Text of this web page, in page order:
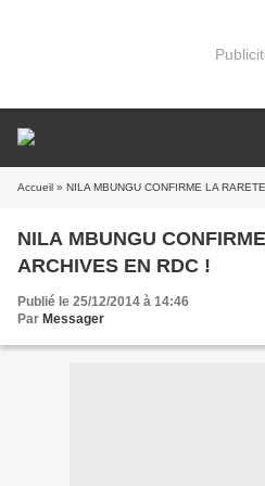
Accueil » NILA MBUNGU CONFIRME LA
NILA MBUNGU
ARCHIVES EN RDC !
Publié le 25/12/2014 à 14:46
Par Messager